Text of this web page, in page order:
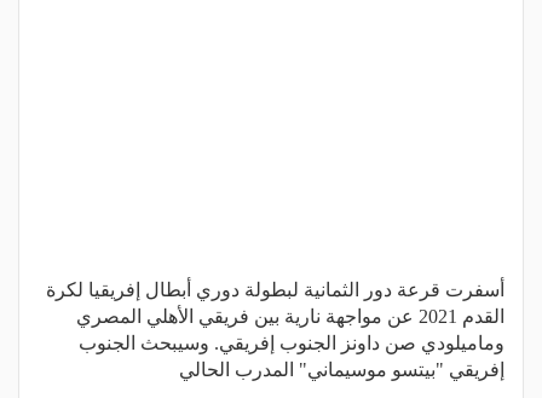
أسفرت قرعة دور الثمانية لبطولة دوري أبطال إفريقيا لكرة
القدم 2021 عن مواجهة نارية بين فريقي الأهلي المصري
وماميلودي صن داونز الجنوب إفريقي. وسيبحث الجنوب
إفريقي "بيتسو موسيماني" المدرب الحالي